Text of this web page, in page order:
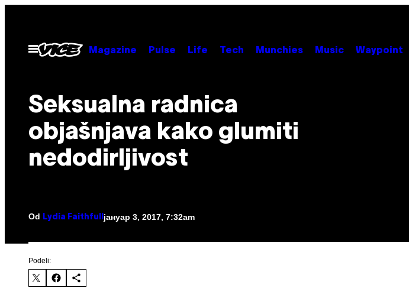
садржај
Otvori
Meni
Magazine Pulse Life Tech Munchies Music Waypoint
Seksualna radnica
objašnjava kako glumiti
nedodirljivost
Od Lydia Faithfull јануар 3, 2017, 7:32am
Podeli: